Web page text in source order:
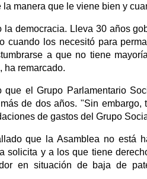
la manera que le viene bien y
democracia. Lleva 30 años
cuando los necesitó para
a que no tiene
ha remarcado.
que el Grupo Parlamentario
de dos años. "Sin
de gastos del Grupo
que la Asamblea no está
solicita y a los que tiene
en situación de baja de